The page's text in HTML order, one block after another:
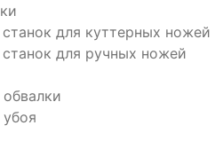
для куттерных ножей
для ручных ножей